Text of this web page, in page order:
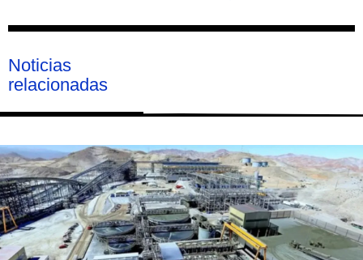
Noticias
relacionadas
Página
Página
Página
Página
Página